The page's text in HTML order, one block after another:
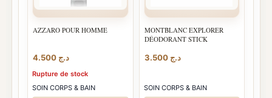
AZZARO POUR HOMME
د.ج
Rupture de stock
SOIN CORPS & BAIN
MONTBLANC EXPLORER
DÉODORANT STICK
د.ج 3.500
SOIN CORPS & BAIN